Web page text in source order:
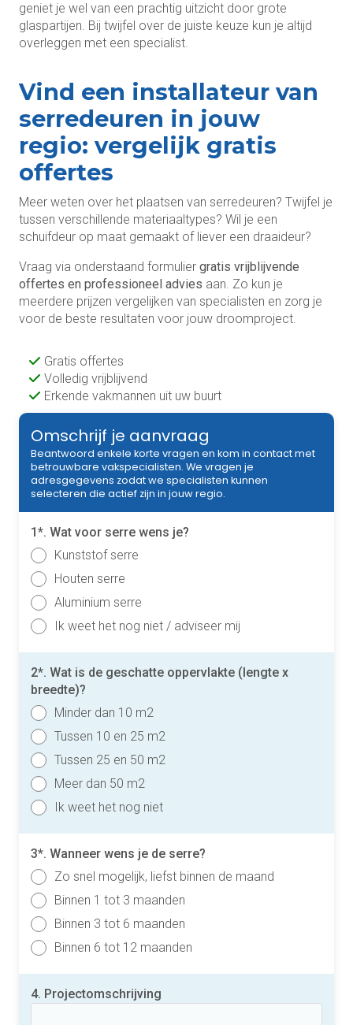
geniet je wel van een prachtig uitzicht door grote
glaspartijen. Bij twijfel over de juiste keuze kun je altijd
overleggen met een specialist.
Vind een installateur van
serredeuren in jouw
regio: vergelijk gratis
offertes
Meer weten over het plaatsen van serredeuren? Twijfel je
tussen verschillende materiaaltypes? Wil je een
schuifdeur op maat gemaakt of liever een draaideur?
Vraag via onderstaand formulier gratis vrijblijvende
offertes en professioneel advies aan. Zo kun je
meerdere prijzen vergelijken van specialisten en zorg je
voor de beste resultaten voor jouw droomproject.
Gratis offertes
Volledig vrijblijvend
Erkende vakmannen uit uw buurt
Omschrijf je aanvraag
Beantwoord enkele korte vragen en kom in contact met
betrouwbare vakspecialisten. We vragen je
adresgegevens zodat we specialisten kunnen
selecteren die actief zijn in jouw regio.
1*. Wat voor serre wens je?
Kunststof serre
Houten serre
Aluminium serre
Ik weet het nog niet / adviseer mij
2*. Wat is de geschatte oppervlakte (lengte x
breedte)?
Minder dan 10 m2
Tussen 10 en 25 m2
Tussen 25 en 50 m2
Meer dan 50 m2
Ik weet het nog niet
3*. Wanneer wens je de serre?
Zo snel mogelijk, liefst binnen de maand
Binnen 1 tot 3 maanden
Binnen 3 tot 6 maanden
Binnen 6 tot 12 maanden
4. Projectomschrijving